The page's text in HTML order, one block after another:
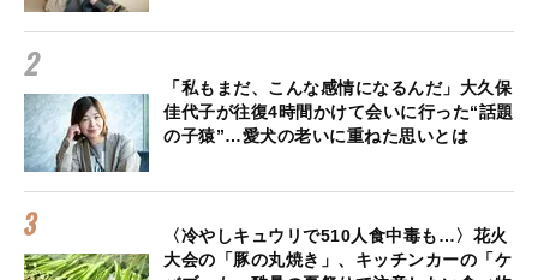
「私もまだ、こんな感情になるんだ」大久保
佳代子が往復4時間かけて会いに行った“話題
の子猿”…愛犬の老いに重ねた思いとは
〈冷やしキュウリで510人食中毒も…〉花火
大会の「豚の丸焼き」、キッチンカーの「ケ